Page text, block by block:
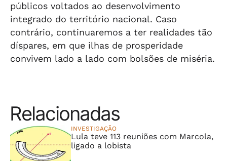
públicos voltados ao desenvolvimento
integrado do território nacional. Caso
contrário, continuaremos a ter realidades tão
díspares, em que ilhas de prosperidade
convivem lado a lado com bolsões de miséria.
Relacionadas
INVESTIGAÇÃO
Lula teve 113 reuniões com Marcola,
ligado a lobista